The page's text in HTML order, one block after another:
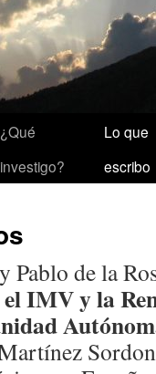
¿Qué
investigo?
Lo que
escribo
Pablo de la
IMV y la